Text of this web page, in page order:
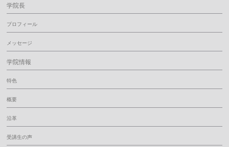
学院長
プロフィール
メッセージ
学院情報
特色
概要
沿革
受講生の声